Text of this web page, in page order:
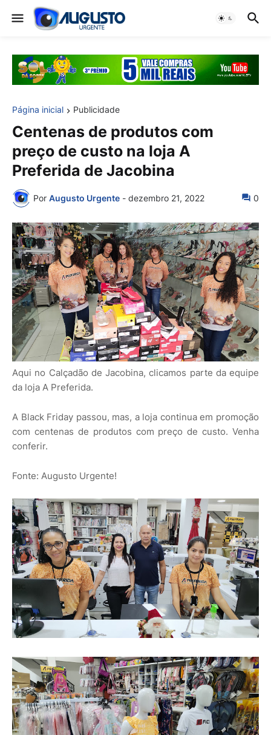
Página inicial Publicidade
Centenas de produtos com
preço de custo na loja A
Preferida de Jacobina
Por Augusto Urgente - dezembro 21, 2022 0
Aqui no Calçadão de Jacobina, clicamos parte da equipe
da loja A Preferida.
A Black Friday passou, mas, a loja continua em promoção
com centenas de produtos com preço de custo. Venha
conferir.
Fonte: Augusto Urgente!